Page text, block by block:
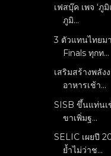
เฟสบุ๊ค เพจ ‘ภู
ภูมิ...
3 ตัวแทนไทยม
Finals ทุกท...
เสริมสร้างพลัง
อาหารเช้า...
SISB ขึ้นแท่น
ขาเพิ่มฐ...
SELIC เผยปี
ย้ำไม่ว่าช...